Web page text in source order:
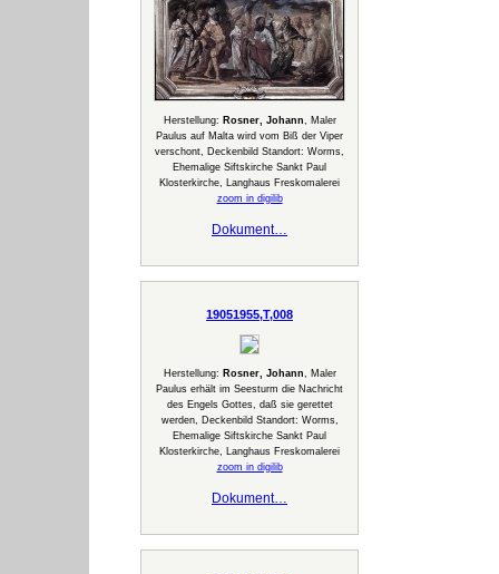
Herstellung: Rosner, Johann, Maler
Paulus auf Malta wird vom Biß der Viper
verschont, Deckenbild Standort: Worms,
Ehemalige Siftskirche Sankt Paul
Klosterkirche, Langhaus Freskomalerei
zoom in digilib
Dokument…
19051955,T,008
Herstellung: Rosner, Johann, Maler
Paulus erhält im Seesturm die Nachricht
des Engels Gottes, daß sie gerettet
werden, Deckenbild Standort: Worms,
Ehemalige Siftskirche Sankt Paul
Klosterkirche, Langhaus Freskomalerei
zoom in digilib
Dokument…